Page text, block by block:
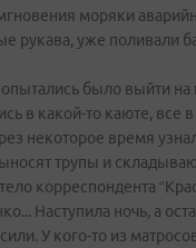
моряки
рукава, уже поливали
было выйти на
в какой-то каюте, все
некоторое время
трупы и
корреспондента
Наступила ночь, а
У кого-то из